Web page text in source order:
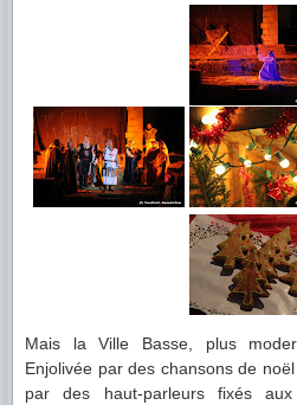
Mais la Ville Basse, plus
Enjolivée par des chansons de
par des haut-parleurs fixés aux